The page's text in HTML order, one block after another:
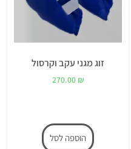
זוג מגני עקב וקרסול
270.00 ₪
הוספה לסל